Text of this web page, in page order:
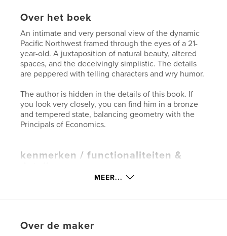
Over het boek
An intimate and very personal view of the dynamic
Pacific Northwest framed through the eyes of a 21-
year-old. A juxtaposition of natural beauty, altered
spaces, and the deceivingly simplistic. The details
are peppered with telling characters and wry humor.
The author is hidden in the details of this book. If
you look very closely, you can find him in a bronze
and tempered state, balancing geometry with the
Principals of Economics.
kenmerken / functionaliteiten &
Kunstfotografie
Datum publiceren:mei 12, 2008
MEER...
Over de maker